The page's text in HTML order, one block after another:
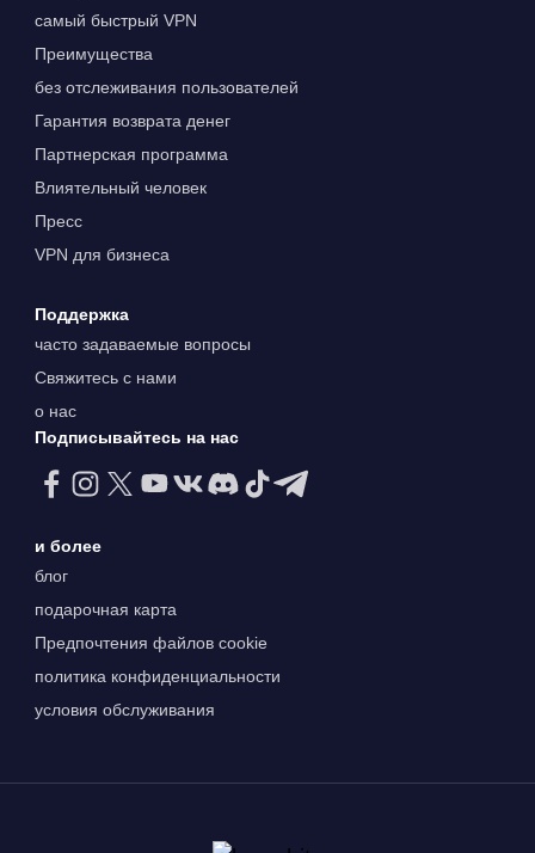
самый быстрый VPN
Преимущества
без отслеживания пользователей
Гарантия возврата денег
Партнерская программа
Влиятельный человек
Пресс
VPN для бизнеса
Поддержка
часто задаваемые вопросы
Свяжитесь с нами
о нас
Подписывайтесь на нас
и более
блог
подарочная карта
Предпочтения файлов cookie
политика конфиденциальности
условия обслуживания